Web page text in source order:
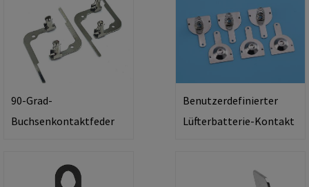
90-Grad-
Buchsenkontaktfeder
Benutzerdefinierter
Lüfterbatterie-Kontakt